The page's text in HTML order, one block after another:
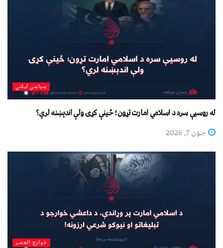
سیاسي لیکني
له روسیې سره د اسلامي امارت تړون؛ ځینې کړۍ ولې اندېښنه لري؟
جون 7, 2026
خوارج العصر